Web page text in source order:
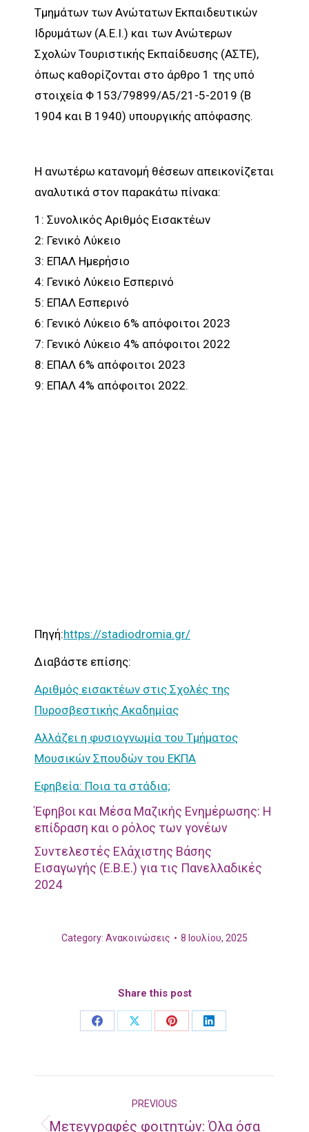
Τμημάτων των Ανώτατων Εκπαιδευτικών
Ιδρυμάτων (Α.Ε.Ι.) και των Ανώτερων
Σχολών Τουριστικής Εκπαίδευσης (ΑΣΤΕ),
όπως καθορίζονται στο άρθρο 1 της υπό
στοιχεία Φ 153/79899/Α5/21-5-2019 (Β
1904 και Β 1940) υπουργικής απόφασης.
Η ανωτέρω κατανομή θέσεων απεικονίζεται
αναλυτικά στον παρακάτω πίνακα:
1: Συνολικός Αριθμός Εισακτέων
2: Γενικό Λύκειο
3: ΕΠΑΛ Ημερήσιο
4: Γενικό Λύκειο Εσπερινό
5: ΕΠΑΛ Εσπερινό
6: Γενικό Λύκειο 6% απόφοιτοι 2023
7: Γενικό Λύκειο 4% απόφοιτοι 2022
8: ΕΠΑΛ 6% απόφοιτοι 2023
9: ΕΠΑΛ 4% απόφοιτοι 2022.
Πηγή:https://stadiodromia.gr/
Διαβάστε επίσης:
Αριθμός εισακτέων στις Σχολές της
Πυροσβεστικής Ακαδημίας
Αλλάζει η φυσιογνωμία του Τμήματος
Μουσικών Σπουδών του ΕΚΠΑ
Εφηβεία: Ποια τα στάδια;
Έφηβοι και Μέσα Μαζικής Ενημέρωσης: Η
επίδραση και ο ρόλος των γονέων
Συντελεστές Ελάχιστης Βάσης
Εισαγωγής (Ε.Β.Ε.) για τις Πανελλαδικές
2024
Category: Ανακοινώσεις 8 Ιουλίου, 2025
Share this post
Share
Share
Share
Share
navigationPREVIOUS
Μετεγγραφές φοιτητών: Όλα όσα